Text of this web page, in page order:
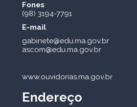
Fones:
(98) 3194-7791
E-mail:
gabinete@edu.ma.gov.br
ascom@edu.ma.gov.br
www.ouvidorias.ma.gov.br
Endereço